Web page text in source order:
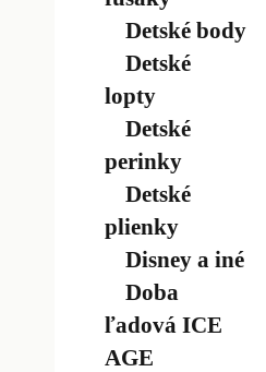
Detské body
Detské
lopty
Detské
perinky
Detské
plienky
Disney a iné
Doba
ľadová ICE
AGE